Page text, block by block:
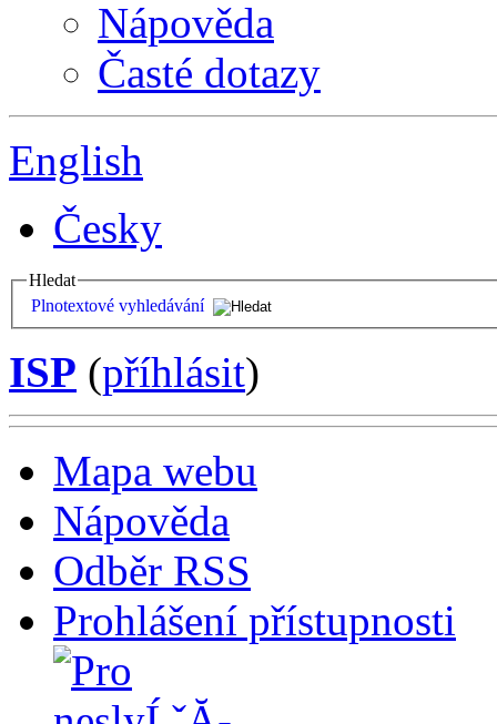
Nápověda
Časté dotazy
English
Česky
Hledat
Plnotextové vyhledávání
ISP (příhlásit)
Mapa webu
Nápověda
Odběr RSS
Prohlášení přístupnosti